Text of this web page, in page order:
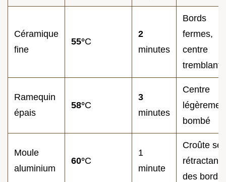
Céramique
fine
55°C
2
minutes
Bords
fermes,
centre
tremblant
Ramequin
épais
58°C
3
minutes
Centre
bombé
Moule
aluminium
60°C
1
minute
Croûte se
rétractant
des bords